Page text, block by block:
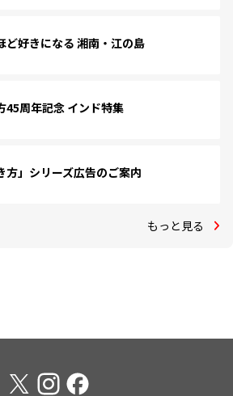
ど好きになる 湘南・江の島
45周年記念 インド特集
方」シリーズ広告のご案内
もっと見る